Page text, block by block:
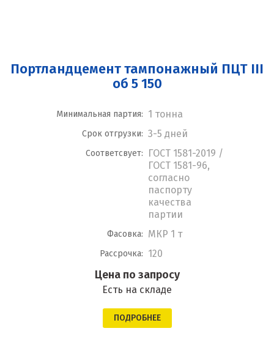
Портландцемент тампонажный ПЦТ III
об 5 150
Минимальная партия: 1 тонна
Срок отгрузки: 3-5 дней
Соответсвует:
ГОСТ 1581-2019 /
ГОСТ 1581-96,
согласно
паспорту
качества
партии
Фасовка: МКР 1 т
Рассрочка: 120
Цена по запросу
Есть на складе
ПОДРОБНЕЕ